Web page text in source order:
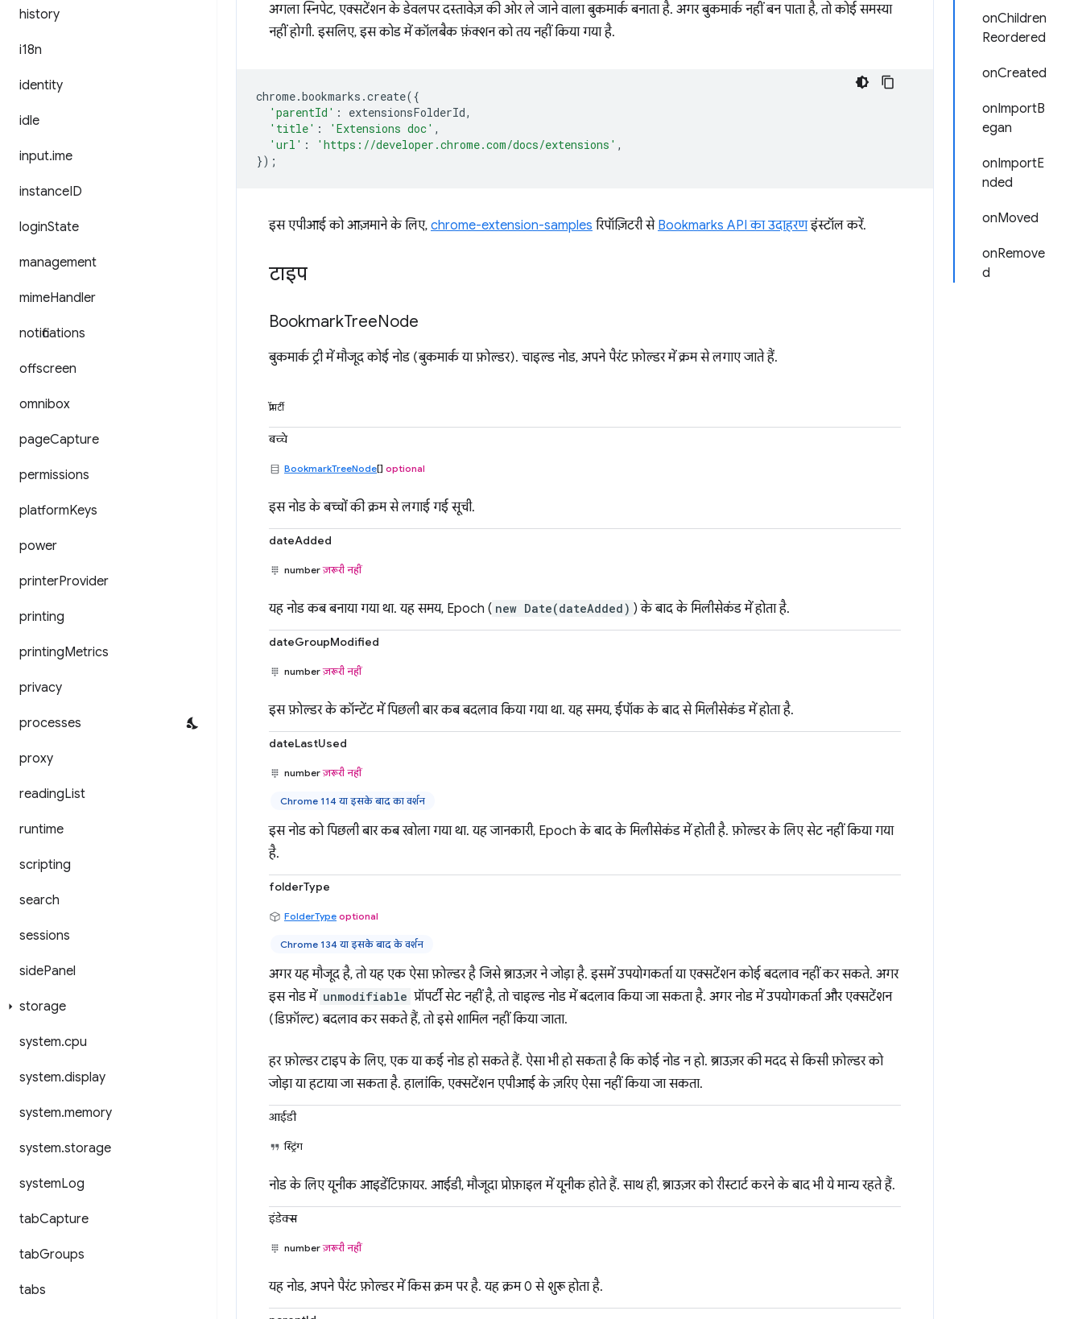
history
i18n
identity
idle
input.ime
instanceID
loginState
management
mimeHandler
notifications
offscreen
omnibox
pageCapture
permissions
platformKeys
power
printerProvider
printing
printingMetrics
privacy
processes
proxy
readingList
runtime
scripting
search
sessions
sidePanel
storage
system.cpu
system.display
system.memory
system.storage
systemLog
tabCapture
tabGroups
tabs
onChildren
Reordered
onCreated
onImportB
egan
onImportE
nded
onMoved
onRemove
d
अगला स्निपेट, एक्सटेंशन के डेवलपर दस्तावेज़ की ओर ले जाने वाला बुकमार्क बनाता है. अगर बुकमार्क नहीं बन पाता है, तो कोई समस्या
नहीं होगी. इसलिए, इस कोड में कॉलबैक फ़ंक्शन को तय नहीं किया गया है.
chrome.bookmarks .create({
'parentId' : extensionsFolderId,
'title' : 'Extensions doc' ,
'url' : 'https://developer.chrome.com/docs/extensions' ,
});
इस एपीआई को आज़माने के लिए, chrome-extension-samples रिपॉज़िटरी से Bookmarks API का उदाहरणइंस्टॉल करें.
टाइप
BookmarkTreeNode
बुकमार्क ट्री में मौजूद कोई नोड (बुकमार्क या फ़ोल्डर). चाइल्ड नोड, अपने पैरंट फ़ोल्डर में क्रम से लगाए जाते हैं.
प्रॉपर्टी
बच्चे
BookmarkTreeNode[] optional
इस नोड के बच्चों की क्रम से लगाई गई सूची.
dateAdded
numberज़रूरी नहीं
यह नोड कब बनाया गया था. यह समय, Epoch ( new Date(dateAdded) ) के बाद के मिलीसेकंड में होता है.
dateGroupModified
numberज़रूरी नहीं
इस फ़ोल्डर के कॉन्टेंट में पिछली बार कब बदलाव किया गया था. यह समय, ईपॉक के बाद से मिलीसेकंड में होता है.
dateLastUsed
numberज़रूरी नहीं
Chrome 114 या इसके बाद का वर्शन
इस नोड को पिछली बार कब खोला गया था. यह जानकारी, Epoch के बाद के मिलीसेकंड में होती है. फ़ोल्डर के लिए सेट नहीं किया गया
है.
folderType
FolderType optional
Chrome 134 या इसके बाद के वर्शन
अगर यह मौजूद है, तो यह एक ऐसा फ़ोल्डर है जिसे ब्राउज़र ने जोड़ा है. इसमें उपयोगकर्ता या एक्सटेंशन कोई बदलाव नहीं कर सकते. अगर
इस नोड में unmodifiable प्रॉपर्टी सेट नहीं है, तो चाइल्ड नोड में बदलाव किया जा सकता है. अगर नोड में उपयोगकर्ता और एक्सटेंशन
(डिफ़ॉल्ट) बदलाव कर सकते हैं, तो इसे शामिल नहीं किया जाता.
हर फ़ोल्डर टाइप के लिए, एक या कई नोड हो सकते हैं. ऐसा भी हो सकता है कि कोई नोड न हो. ब्राउज़र की मदद से किसी फ़ोल्डर को
जोड़ा या हटाया जा सकता है. हालांकि, एक्सटेंशन एपीआई के ज़रिए ऐसा नहीं किया जा सकता.
आईडी
स्ट्रिंग
नोड के लिए यूनीक आइडेंटिफ़ायर. आईडी, मौजूदा प्रोफ़ाइल में यूनीक होते हैं. साथ ही, ब्राउज़र को रीस्टार्ट करने के बाद भी ये मान्य रहते हैं.
इंडेक्स
numberज़रूरी नहीं
यह नोड, अपने पैरंट फ़ोल्डर में किस क्रम पर है. यह क्रम 0 से शुरू होता है.